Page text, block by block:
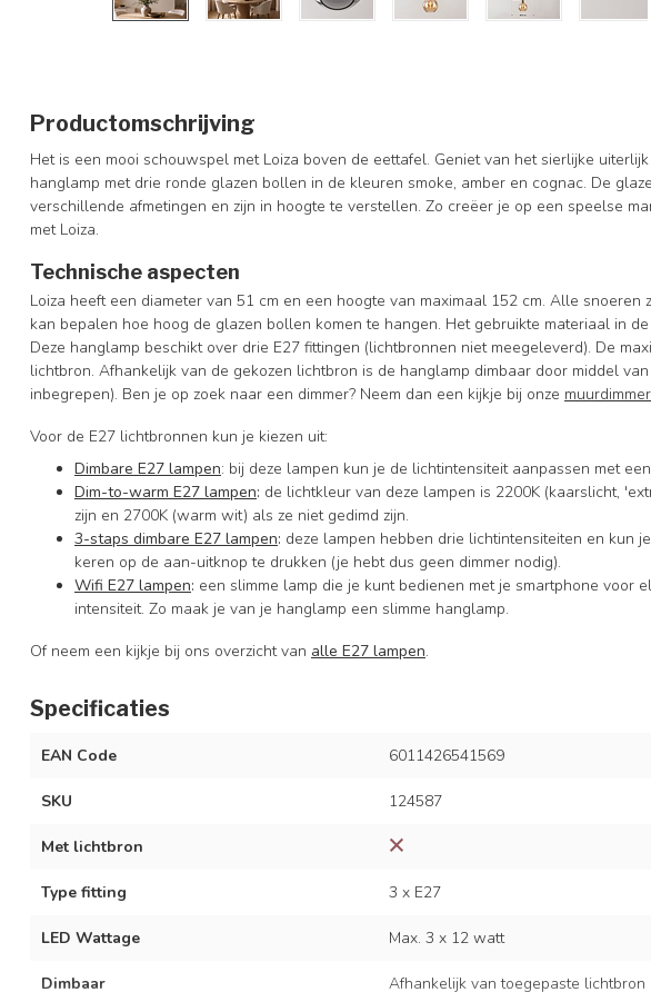
Productomschrijving
Het is een mooi schouwspel met Loiza boven de eettafel. Geniet van het sierlijke
hanglamp met drie ronde glazen bollen in de kleuren smoke, amber en cognac. De
verschillende afmetingen en zijn in hoogte te verstellen. Zo creëer je op een speelse
met Loiza.
Technische aspecten
Loiza heeft een diameter van 51 cm en een hoogte van maximaal 152 cm. Alle snoeren
kan bepalen hoe hoog de glazen bollen komen te hangen. Het gebruikte materiaal in
Deze hanglamp beschikt over drie E27 fittingen (lichtbronnen niet meegeleverd). De
lichtbron. Afhankelijk van de gekozen lichtbron is de hanglamp dimbaar door middel
inbegrepen). Ben je op zoek naar een dimmer? Neem dan een kijkje bij onze
Voor de E27 lichtbronnen kun je kiezen uit:
Dimbare E27 lampen: bij deze lampen kun je de lichtintensiteit aanpassen met
Dim-to-warm E27 lampen: de lichtkleur van deze lampen is 2200K (kaarslicht,
zijn en 2700K (warm wit) als ze niet gedimd zijn.
3-staps dimbare E27 lampen: deze lampen hebben drie lichtintensiteiten en kun
keren op de aan-uitknop te drukken (je hebt dus geen dimmer nodig).
Wifi E27 lampen: een slimme lamp die je kunt bedienen met je smartphone voor
intensiteit. Zo maak je van je hanglamp een slimme hanglamp.
Of neem een kijkje bij ons overzicht van alle E27 lampen.
Specificaties
EAN Code 6011426541569
SKU 124587
Met lichtbron
Type fitting 3 x E27
LED Wattage Max. 3 x 12 watt
Dimbaar Afhankelijk van toegepaste lichtbron